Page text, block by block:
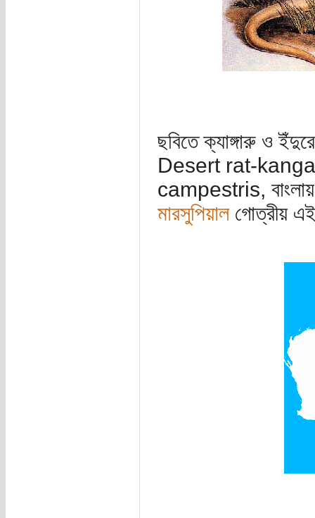
ছবিতে ক্যাঙ্গারু ও
Desert rat-
campestris, বাংলায়
মারসুপিয়ালগোত্রীয় এই